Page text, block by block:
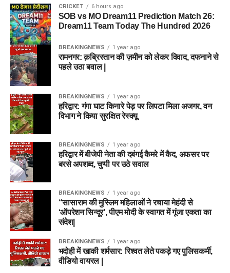
CRICKET 6 hours ago
SOB vs MO Dream11 Prediction Match 26:
Dream11 Team Today The Hundred 2026
BREAKINGNEWS 1 year ago
रामनगर: क़ब्रिस्तान की ज़मीन को लेकर विवाद, दफनाने से
पहले उठा बवाल |
BREAKINGNEWS 1 year ago
हरिद्वार: गंगा घाट किनारे पेड़ पर लिपटा मिला अजगर, वन
विभाग ने किया सुरक्षित रेस्क्यू
BREAKINGNEWS 1 year ago
हरिद्वार में बीजेपी नेता की दबंगई कैमरे में कैद, अफसर पर
बरसे अपशब्द, चुप्पी पर उठे सवाल
BREAKINGNEWS 1 year ago
“सासाराम की मुस्लिम महिलाओं ने रचाया मेहंदी से
‘ऑपरेशन सिन्दूर’, पीएम मोदी के स्वागत में गूंजा एकता का
संदेश|
BREAKINGNEWS 1 year ago
भदोही में खाकी शर्मसार: रिश्वत लेते पकड़े गए पुलिसकर्मी,
वीडियो वायरल |